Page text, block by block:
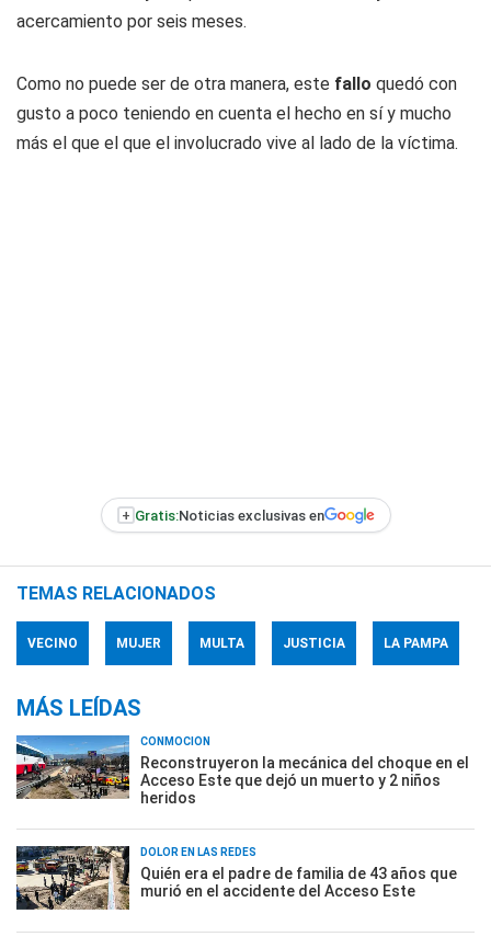
acercamiento por seis meses.
Como no puede ser de otra manera, este fallo quedó con
gusto a poco teniendo en cuenta el hecho en sí y mucho
más el que el que el involucrado vive al lado de la víctima.
+ Gratis:Noticias exclusivas en
TEMAS RELACIONADOS
VECINO MUJER MULTA JUSTICIA LA PAMPA
MÁS LEÍDAS
CONMOCIÓN
Reconstruyeron la mecánica del choque en el
Acceso Este que dejó un muerto y 2 niños
heridos
DOLOR EN LAS REDES
Quién era el padre de familia de 43 años que
murió en el accidente del Acceso Este